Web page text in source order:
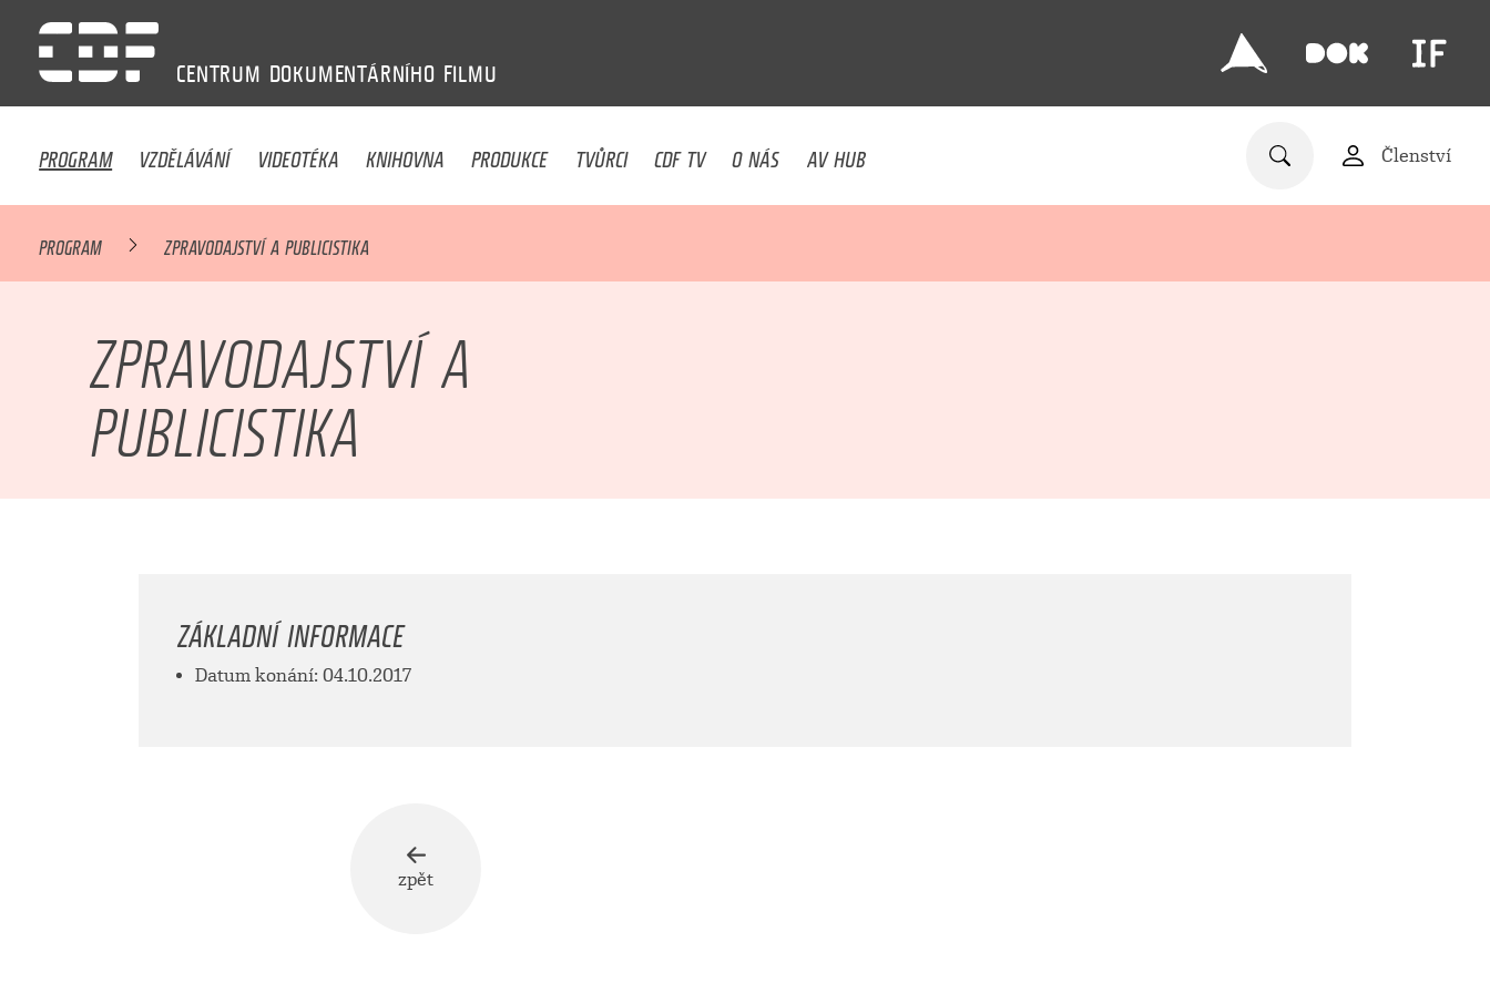
CENTRUM DOKUMENTÁRNÍHO FILMU
PROGRAM VZDĚLÁVÁNÍ VIDEOTÉKA KNIHOVNA PRODUKCE TVŮRCI CDF TV O NÁS AV HUB Členství
PROGRAM ZPRAVODAJSTVÍ A PUBLICISTIKA
ZPRAVODAJSTVÍ A
PUBLICISTIKA
ZÁKLADNÍ INFORMACE
Datum konání: 04.10.2017
zpět